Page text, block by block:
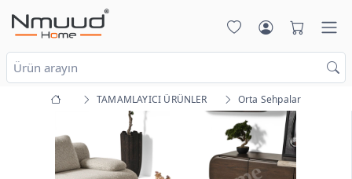
TAMAMLAYICI ÜRÜNLER Orta Sehpalar